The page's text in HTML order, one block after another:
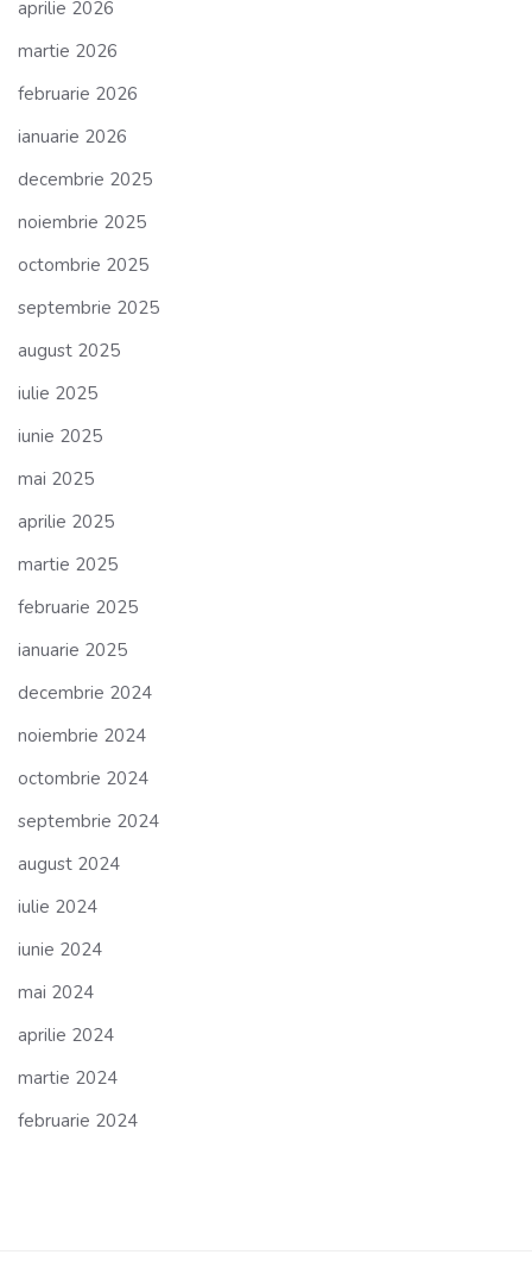
aprilie 2026
martie 2026
februarie 2026
ianuarie 2026
decembrie 2025
noiembrie 2025
octombrie 2025
septembrie 2025
august 2025
iulie 2025
iunie 2025
mai 2025
aprilie 2025
martie 2025
februarie 2025
ianuarie 2025
decembrie 2024
noiembrie 2024
octombrie 2024
septembrie 2024
august 2024
iulie 2024
iunie 2024
mai 2024
aprilie 2024
martie 2024
februarie 2024